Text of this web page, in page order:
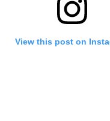
View this post on